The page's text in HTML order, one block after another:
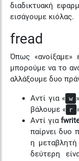
διαδικτυακή
εισάγουμε κιόλας.
fread
Όπως «ανοίξαμε»
μπορούμε να το
αλλάξουμε δυο
Αντί για « w
βάλουμε « r
Αντί για
παίρνει δυο
η
δεύτερη